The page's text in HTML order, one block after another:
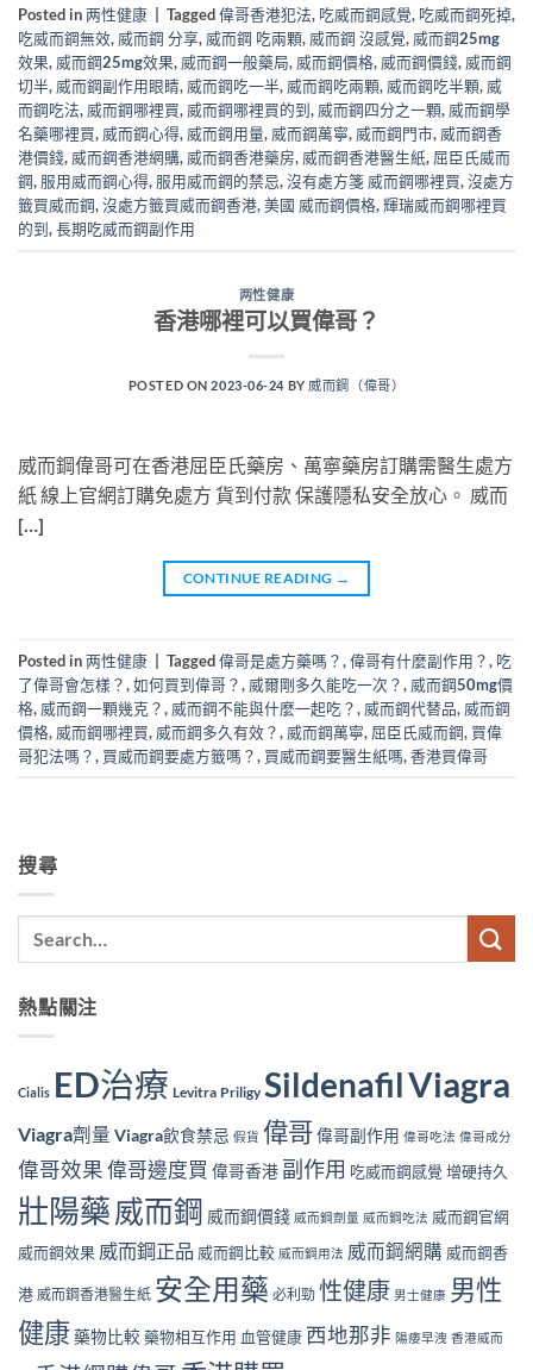
Posted in两性健康 Tagged偉哥香港犯法, 吃威而鋼感覺, 吃威而鋼死掉,
吃威而鋼無效, 威而鋼 分享, 威而鋼 吃兩顆, 威而鋼 沒感覺, 威而鋼25mg
效果, 威而鋼25mg效果, 威而鋼一般藥局, 威而鋼價格, 威而鋼價錢, 威而鋼
切半, 威而鋼副作用眼睛, 威而鋼吃一半, 威而鋼吃兩顆, 威而鋼吃半顆, 威
而鋼吃法, 威而鋼哪裡買, 威而鋼哪裡買的到, 威而鋼四分之一顆, 威而鋼學
名藥哪裡買, 威而鋼心得, 威而鋼用量, 威而鋼萬寧, 威而鋼門市, 威而鋼香
港價錢, 威而鋼香港網購, 威而鋼香港藥房, 威而鋼香港醫生紙, 屈臣氏威而
鋼, 服用威而鋼心得, 服用威而鋼的禁忌,沒有處方箋 威而鋼哪裡買,沒處方
籤買威而鋼,沒處方籤買威而鋼香港,美國 威而鋼價格,輝瑞威而鋼哪裡買
的到,長期吃威而鋼副作用
两性健康
香港哪裡可以買偉哥？
POSTED ON2023-06-24 BY 威而鋼（偉哥）
威而鋼偉哥可在香港屈臣氏藥房、萬寧藥房訂購需醫生處方
紙 線上官網訂購免處方 貨到付款 保護隱私安全放心。 威而
[…]
CONTINUE READING →
Posted in两性健康 Tagged偉哥是處方藥嗎？,偉哥有什麼副作用？, 吃
了偉哥會怎樣？,如何買到偉哥？, 威爾剛多久能吃一次？, 威而鋼50mg價
格, 威而鋼一顆幾克？, 威而鋼不能與什麼一起吃？, 威而鋼代替品, 威而鋼
價格, 威而鋼哪裡買, 威而鋼多久有效？, 威而鋼萬寧, 屈臣氏威而鋼, 買偉
哥犯法嗎？, 買威而鋼要處方籤嗎？, 買威而鋼要醫生紙嗎,香港買偉哥
搜尋
熱點關注
Cialis ED治療 Levitra Priligy SildenafilViagra
Viagra劑量 Viagra飲食禁忌 假貨 偉哥偉哥副作用 偉哥吃法 偉哥成分
偉哥效果偉哥邊度買 偉哥香港 副作用 吃威而鋼感覺 增硬持久
壯陽藥 威而鋼 威而鋼價錢 威而鋼劑量 威而鋼吃法 威而鋼官網
威而鋼效果 威而鋼正品 威而鋼比較 威而鋼用法 威而鋼網購 威而鋼香
港 威而鋼香港醫生紙 安全用藥 必利勁 性健康 男士健康 男性
健康藥物比較藥物相互作用 血管健康 西地那非 陽痿早洩 香港威而